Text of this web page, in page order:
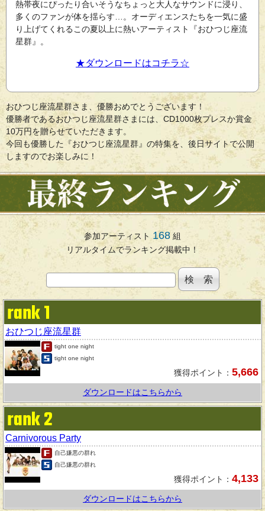
熱帯夜にぴったり合いそうなちょっと大人なサウンドに浸り、
多くのファンが体を揺らす…。オーディエンスたちを一気に盛
り上げてくれるこの夏以上に熱いアーティスト『おひつじ座流
星群』。
★ダウンロードはコチラ☆
おひつじ座流星群さま、優勝おめでとうございます！
優勝者であるおひつじ座流星群さまには、CD1000枚プレスか賞金
10万円を贈らせていただきます。
今回も優勝した『おひつじ座流星群』の特集を、後日サイトで公開
しますのでお楽しみに！
参加アーティスト 168 組
リアルタイムでランキング掲載中！
rank 1
おひつじ座流星群
tight one night
tight one night
獲得ポイント： 5,666
ダウンロードはこちらから
rank 2
Carnivorous Party
自己嫌悪の群れ
自己嫌悪の群れ
獲得ポイント： 4,133
ダウンロードはこちらから